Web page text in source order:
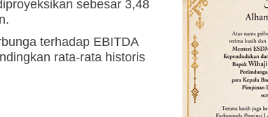
sebesar 3,48
terhadap EBITDA
rata-rata historis